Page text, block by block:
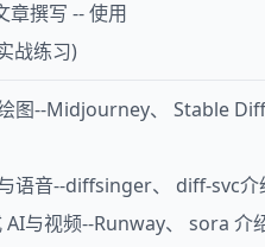
章撰写 -- 使用
战练习)
图--Midjourney、 Stable
语音--diffsinger、 diff-svc介
与视频--Runway、 sora 介